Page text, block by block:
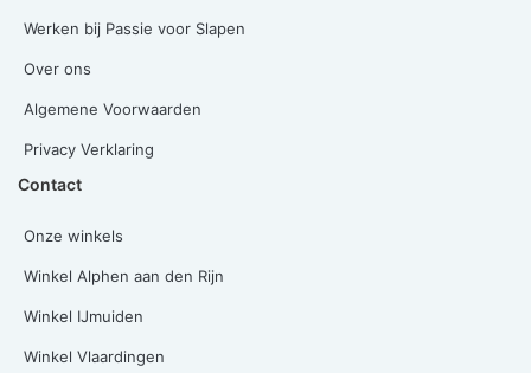
Werken bij Passie voor Slapen
Over ons
Algemene Voorwaarden
Privacy Verklaring
Contact
Onze winkels
Winkel Alphen aan den Rijn
Winkel IJmuiden
Winkel Vlaardingen